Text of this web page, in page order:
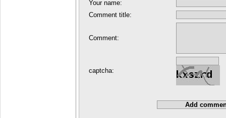
Your name:
Comment title:
Comment:
captcha: